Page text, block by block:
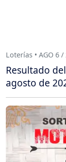
Loterías • AGO 6 /
Resultado
agosto de